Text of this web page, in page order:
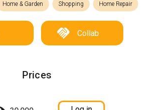
Home & Garden Shopping Home Repair
Collab
Prices